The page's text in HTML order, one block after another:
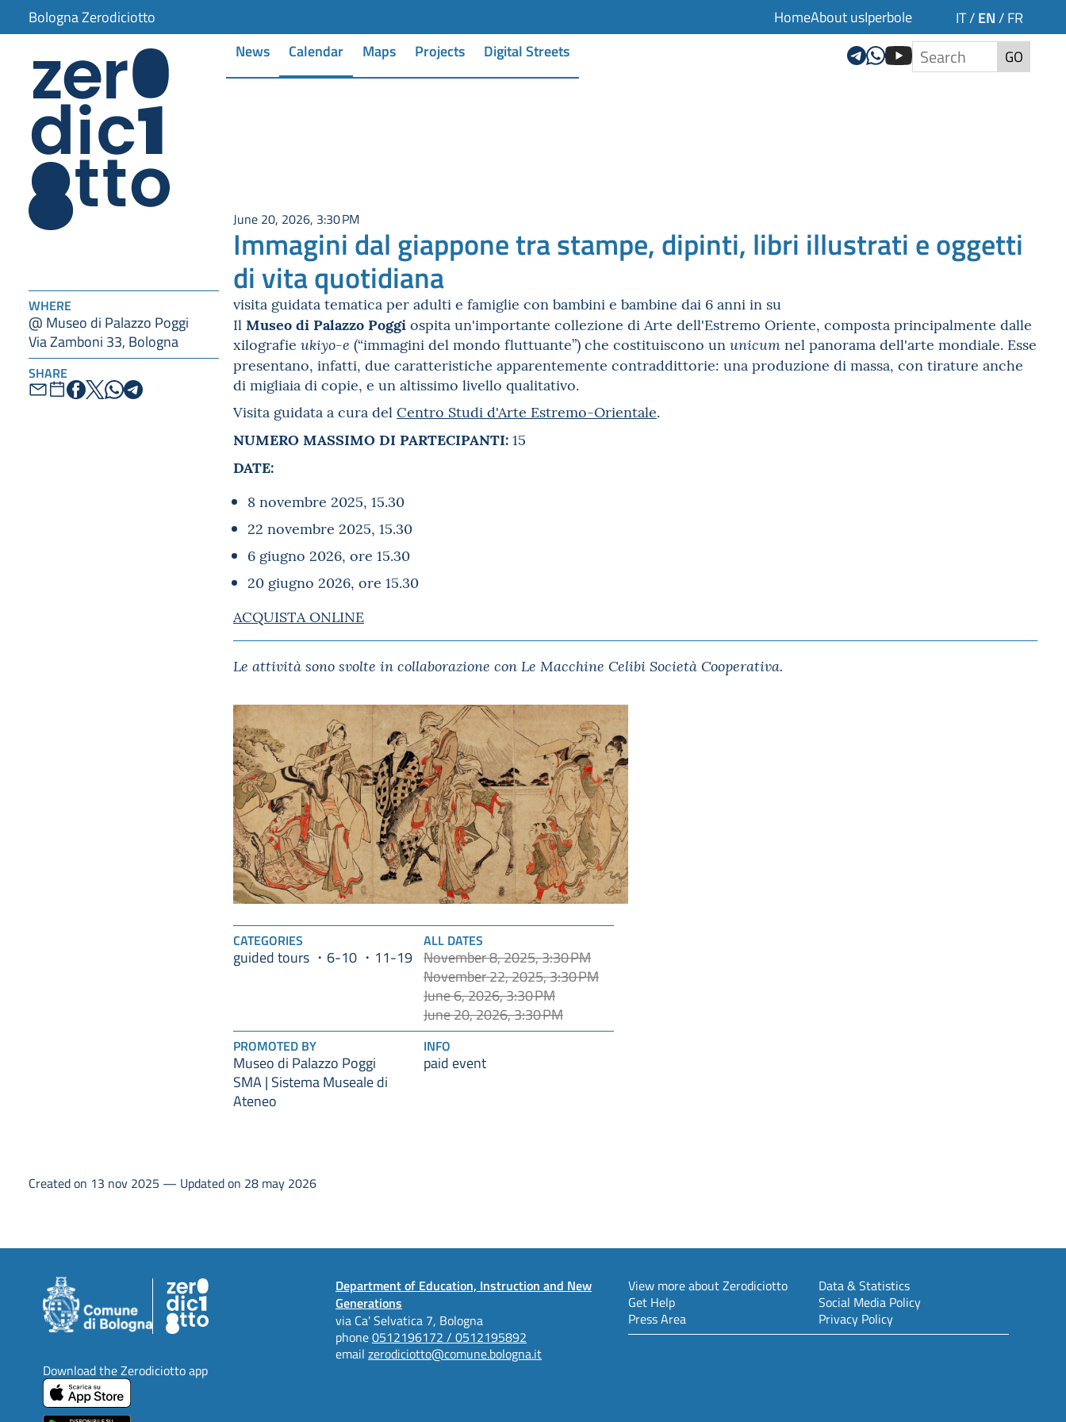
Bologna Zerodiciotto HomeAbout usIperbole IT/ EN / FR
News Calendar Maps Projects Digital Streets GO
WHERE
@ Museo di Palazzo Poggi
Via Zamboni 33, Bologna
SHARE
June 20, 2026, 3:30 PM
Immagini dal giappone tra stampe, dipinti, libri illustrati e oggetti
di vita quotidiana
visita guidata tematica per adulti e famiglie con bambini e bambine dai 6 anni in su
Il Museo di Palazzo Poggi ospita un'importante collezione di Arte dell'Estremo Oriente, composta principalmente dalle
xilografie ukiyo-e (“immagini del mondo fluttuante”) che costituiscono un unicum nel panorama dell'arte mondiale. Esse
presentano, infatti, due caratteristiche apparentemente contraddittorie: una produzione di massa, con tirature anche
di migliaia di copie, e un altissimo livello qualitativo.
Visita guidata a cura del Centro Studi d'Arte Estremo-Orientale.
NUMERO MASSIMO DI PARTECIPANTI: 15
DATE:
8 novembre 2025, 15.30
22 novembre 2025, 15.30
6 giugno 2026, ore 15.30
20 giugno 2026, ore 15.30
ACQUISTA ONLINE
Le attività sono svolte in collaborazione con Le Macchine Celibi Società Cooperativa.
CATEGORIES
guided tours 6-10 11-19
ALL DATES
November 8, 2025, 3:30 PM
November 22, 2025, 3:30 PM
June 6, 2026, 3:30 PM
June 20, 2026, 3:30 PM
PROMOTED BY
Museo di Palazzo Poggi
SMA | Sistema Museale di
Ateneo
INFO
paid event
Created on 13 nov 2025 — Updated on 28 may 2026
Department of Education, Instruction and New
Generations
via Ca' Selvatica 7, Bologna
phone0512196172 / 0512195892
email zerodiciotto@comune.bologna.it
View more about Zerodiciotto
Get Help
Press Area
Data & Statistics
Social Media Policy
Privacy Policy
Download the Zerodiciotto app